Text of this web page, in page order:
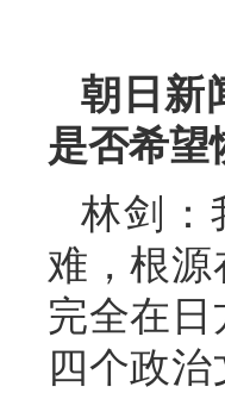
朝日新
是否希望
林剑：
难，根
完全在
四个政